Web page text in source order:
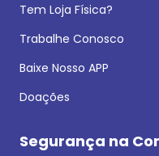
Tem Loja Física?
Trabalhe Conosco
Baixe Nosso APP
Doações
Segurança na